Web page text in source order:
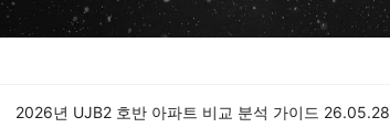
2026년 UJB2 호반 아파트 비교 분석 가이드 26.05.28